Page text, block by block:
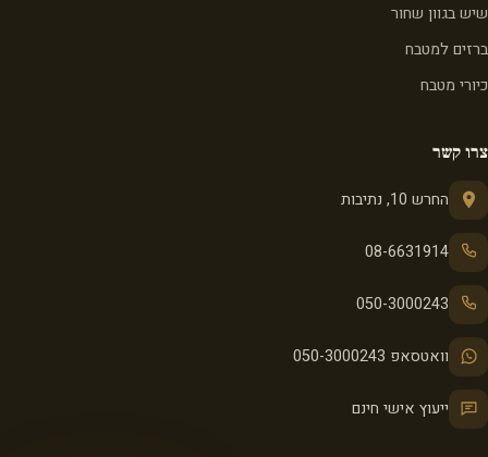
שיש בגוון שחור
ברזים למטבח
כיורי מטבח
צרו קשר
החרש 10, נתיבות
08-6631914
050-3000243
וואטסאפ 050-3000243
ייעוץ אישי חינם